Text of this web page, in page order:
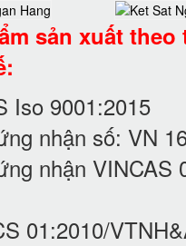
sản xuất theo
9001:2015
nhận số: VN
nhận VINCAS
01:2010/